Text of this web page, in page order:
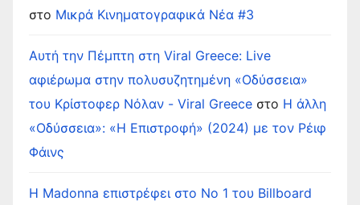
στο Μικρά Κινηματογραφικά Νέα #3
Αυτή την Πέμπτη στη Viral Greece: Live
αφιέρωμα στην πολυσυζητημένη «Οδύσσεια»
του Κρίστοφερ Νόλαν - Viral Greece στο Η άλλη
«Οδύσσεια»: «Η Επιστροφή» (2024) με τον Ρέιφ
Φάινς
Η Madonna επιστρέφει στο Νο 1 του Billboard